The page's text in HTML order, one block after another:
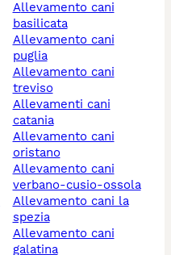
allevamento cani
basilicata
allevamento cani
puglia
allevamento cani
treviso
allevamenti cani
catania
allevamento cani
oristano
allevamento cani
verbano-cusio-ossola
allevamento cani la
spezia
allevamento cani
galatina